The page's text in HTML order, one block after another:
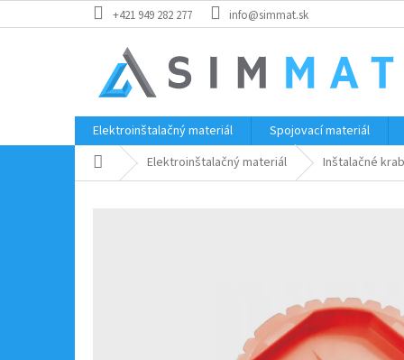
na
+421 949 282 277 info@simmat.sk
Elektroinštalačný materiál Spojovací materiál
DomovElektroinštalačný materiál Inštalačné